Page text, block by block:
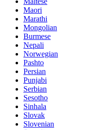
Maori
Marathi
Mongolian
Burmese
Nepali
Norwegian
Pashto
Persian
Punjabi
Serbian
Sesotho
Sinhala
Slovak
Slovenian